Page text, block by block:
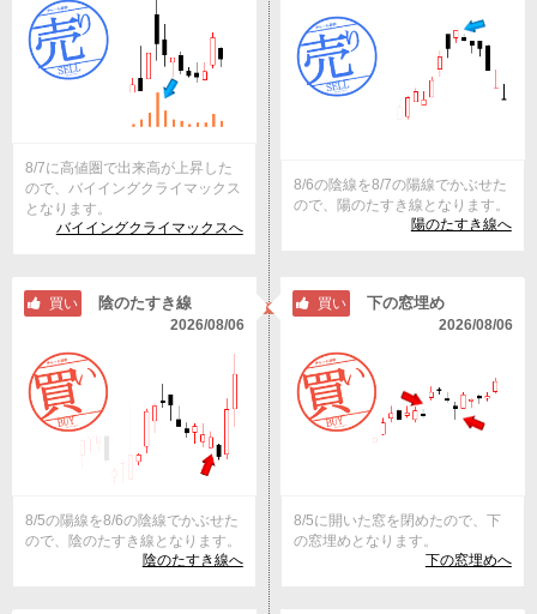
8/7に高値圏で出来高が上昇した
ので、バイイングクライマックス
となります。
バイイングクライマックスへ
8/6の陰線を8/7の陽線でかぶせた
ので、陽のたすき線となります。
陽のたすき線へ
買い 陰のたすき線
2026/08/06
8/5の陽線を8/6の陰線でかぶせた
ので、陰のたすき線となります。
陰のたすき線へ
買い 下の窓埋め
2026/08/06
8/5に開いた窓を閉めたので、下
の窓埋めとなります。
下の窓埋めへ